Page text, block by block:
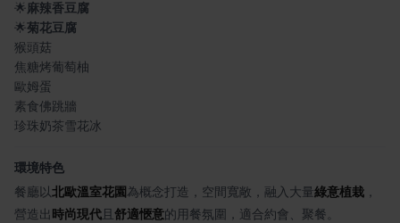
🌟麻辣香豆腐
🌟菊花豆腐
猴頭菇
焦糖烤葡萄柚
歐姆蛋
素食佛跳牆
珍珠奶茶雪花冰
環境特色
餐廳以北歐溫室花園為概念打造，空間寬敞，融入大量綠意植栽 ，
營造出時尚現代 且 舒適愜意的用餐氛圍，適合約會、聚餐。